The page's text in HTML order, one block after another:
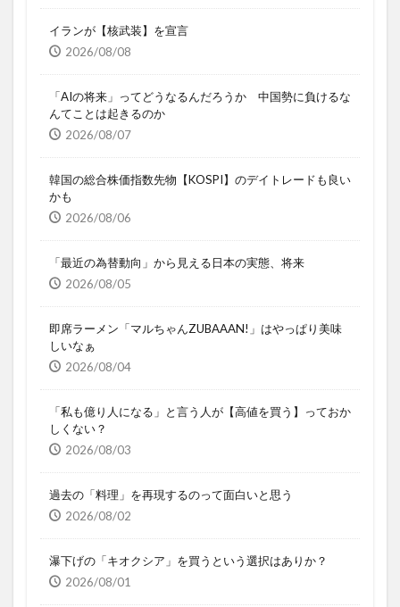
イランが【核武装】を宣言
2026/08/08
「AIの将来」ってどうなるんだろうか 中国勢に負けるな
んてことは起きるのか
2026/08/07
韓国の総合株価指数先物【KOSPI】のデイトレードも良い
かも
2026/08/06
「最近の為替動向」から見える日本の実態、将来
2026/08/05
即席ラーメン「マルちゃんZUBAAAN!」はやっぱり美味
しいなぁ
2026/08/04
「私も億り人になる」と言う人が【高値を買う】っておか
しくない？
2026/08/03
過去の「料理」を再現するのって面白いと思う
2026/08/02
瀑下げの「キオクシア」を買うという選択はありか？
2026/08/01